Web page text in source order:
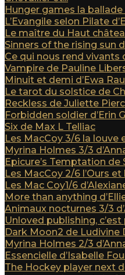
Hunger games la
L’Evangile selon Pilate
Le maître du Haut
Sinners of the rising sun
Ce qui nous rend vivants
Vampire de Pauline
Minuit et demi d’Ewa
Le tarot du solstice de
Reckless de Juliette
Forbidden soldier d’Erin
Six de Max L Telliac
Les MacCoy 3/6 la louve
Myrina Holmes 3/3
Epicure’s Temptation de
Les MacCoy 2/6 l’Ours et
Les Mac Coy1/6
More than anything
Animaux nocturnes 3/3
Unloved publishing, c’est
Dark Moon2 de Ludivine
Myrina Holmes 2/3
Essencielle d’Isabelle
The Hockey player next